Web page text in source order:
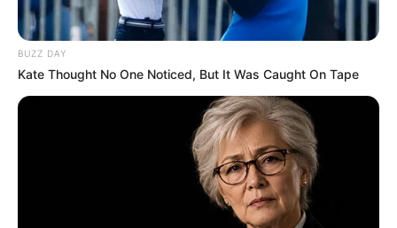
BUZZ DAY
Kate Thought No One Noticed, But It Was Caught On Tape